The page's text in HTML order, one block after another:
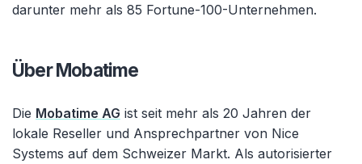
darunter mehr als 85 Fortune-100-Unternehmen.
Über Mobatime
Die Mobatime AG ist seit mehr als 20 Jahren der
lokale Reseller und Ansprechpartner von Nice
Systems auf dem Schweizer Markt. Als autorisierter